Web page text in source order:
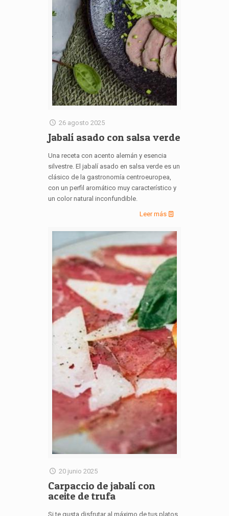
26 agosto 2025
Jabalí asado con salsa verde
Una receta con acento alemán y esencia
silvestre. El jabalí asado en salsa verde es un
clásico de la gastronomía centroeuropea,
con un perfil aromático muy característico y
un color natural inconfundible.
Leer más
20 junio 2025
Carpaccio de jabalí con
aceite de trufa
Si te gusta disfrutar al máximo de tus platos